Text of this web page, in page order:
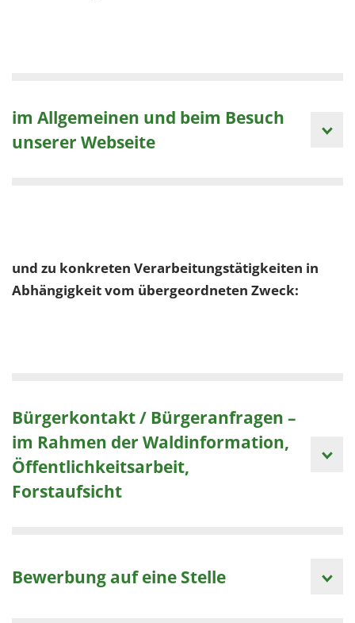
im Allgemeinen und beim Besuch
unserer Webseite
und zu konkreten Verarbeitungstätigkeiten in
Abhängigkeit vom übergeordneten Zweck:
Bürgerkontakt / Bürgeranfragen –
im Rahmen der Waldinformation,
Öffentlichkeitsarbeit,
Forstaufsicht
Bewerbung auf eine Stelle